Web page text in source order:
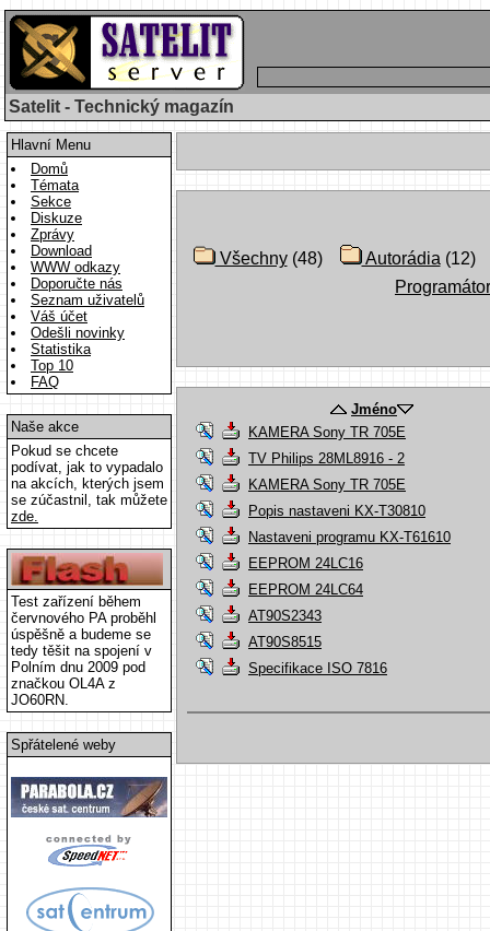
Satelit - Technický magazín
Hlavní Menu
Domů
Témata
Sekce
Diskuze
Zprávy
Download
WWW odkazy
Doporučte nás
Seznam uživatelů
Váš účet
Odešli novinky
Statistika
Top 10
FAQ
Naše akce
Pokud se chcete
podívat, jak to vypadalo
na akcích, kterých jsem
se zúčastnil, tak můžete
zde.
Test zařízení během
červnového PA proběhl
úspěšně a budeme se
tedy těšit na spojení v
Polním dnu 2009 pod
značkou OL4A z
JO60RN.
Spřátelené weby
Všechny(48) Autorádia
Jméno
KAMERA Sony TR 705E
TV Philips 28ML8916 - 2
KAMERA Sony TR 705E
Popis nastaveni KX-T30810
Nastaveni programu KX-T61610
EEPROM 24LC16
EEPROM 24LC64
AT90S2343
AT90S8515
Specifikace ISO 7816